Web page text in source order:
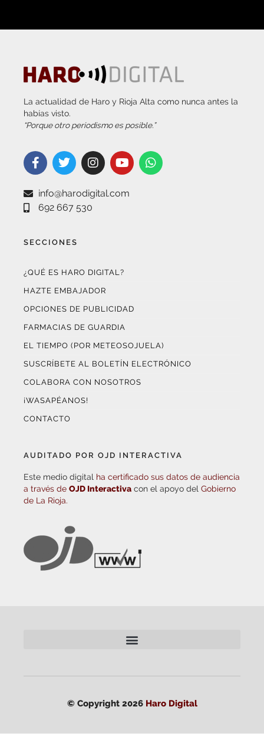
La actualidad de Haro y Rioja Alta como nunca antes la
habías visto.
“Porque otro periodismo es posible.”
info@harodigital.com
692 667 530
SECCIONES
¿QUÉ ES HARO DIGITAL?
HAZTE EMBAJADOR
OPCIONES DE PUBLICIDAD
FARMACIAS DE GUARDIA
EL TIEMPO (POR METEOSOJUELA)
SUSCRÍBETE AL BOLETÍN ELECTRÓNICO
COLABORA CON NOSOTROS
¡WASAPÉANOS!
CONTACTO
AUDITADO POR OJD INTERACTIVA
Este medio digital ha certificado sus datos de audiencia
a través de OJD Interactiva con el apoyo del Gobierno
de La Rioja.
© Copyright 2026 Haro Digital